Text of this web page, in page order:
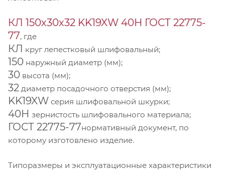
КЛ 150х30х32 KK19XW 40Н ГОСТ 22775-
77, где
КЛ круг лепестковый шлифовальный;
150 наружный диаметр (мм);
30 высота (мм);
32 диаметр посадочного отверстия (мм);
KK19XW серия шлифовальной шкурки;
40Н зернистость шлифовального материала;
ГОСТ 22775-77нормативный документ, по
которому изготовлено изделие.
Типоразмеры и эксплуатационные характеристики